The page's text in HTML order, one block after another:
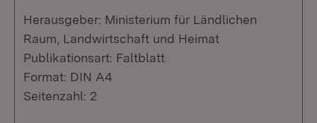
Herausgeber: Ministerium für Ländlichen
Raum, Landwirtschaft und Heimat
Publikationsart: Faltblatt
Format: DIN A4
Seitenzahl: 2